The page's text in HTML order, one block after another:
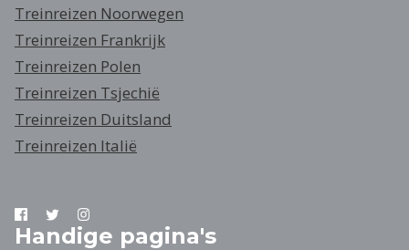
Treinreizen Noorwegen
Treinreizen Frankrijk
Treinreizen Polen
Treinreizen Tsjechië
Treinreizen Duitsland
Treinreizen Italië
Handige pagina's